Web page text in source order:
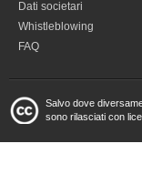
Dati societari
Whistleblowing
FAQ
Salvo dove
sono rilasciati con